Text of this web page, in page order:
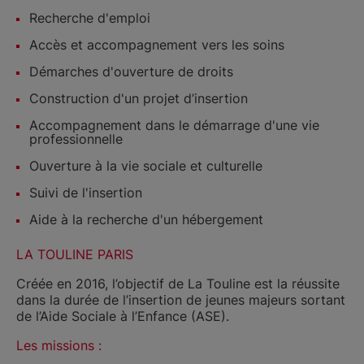
Recherche d'emploi
Accès et accompagnement vers les soins
Démarches d'ouverture de droits
Construction d'un projet d’insertion
Accompagnement dans le démarrage d'une vie
professionnelle
Ouverture à la vie sociale et culturelle
Suivi de l'insertion
Aide à la recherche d'un hébergement
LA TOULINE PARIS
Créée en 2016, l’objectif de La Touline est la réussite
dans la durée de l’insertion de jeunes majeurs sortant
de l’Aide Sociale à l’Enfance (ASE).
Les missions :